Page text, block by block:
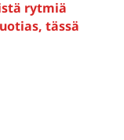
rytmiä
tässä